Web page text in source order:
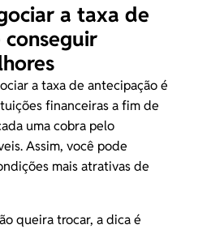
a taxa de
a taxa de antecipação é
financeiras a fim de
uma cobra pelo
Assim, você pode
mais atrativas de
queira trocar, a dica é